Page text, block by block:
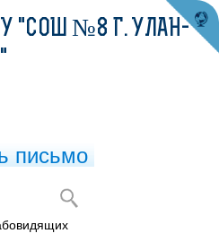
"СОШ №8 Г. УЛАН-
письмо